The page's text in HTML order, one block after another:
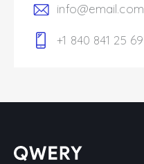
info@email.com
+1 840 841 25 69